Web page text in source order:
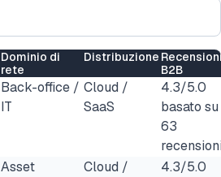
Dominio di
rete
Distribuzione
B2B
Back-office /
IT
Cloud /
SaaS
4.3/5.0
basato su
63
Asset
Cloud /
4.3/5.0